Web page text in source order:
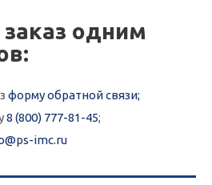
одним
форму обратной связи;
8 (800) 777-81-45;
imc.ru